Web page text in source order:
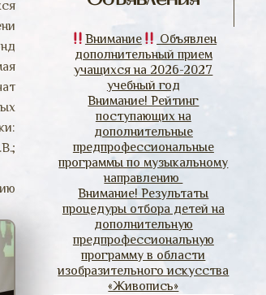
Внимание
Объявлен
дополнительный прием
учащихся на 2026-2027
учебный год
Внимание! Рейтинг
поступающих на
дополнительные
предпрофессиональные
программы по музыкальному
направлению
Внимание! Результаты
процедуры отбора детей на
дополнительную
предпрофессиональную
программу в области
изобразительного искусства
«Живопись»